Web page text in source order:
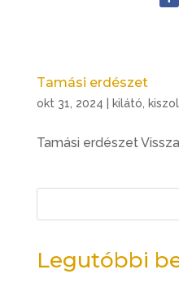
Tamási erdészet
okt 31, 2024 kilátó,
Tamási erdészet Vissza
Legutóbbi